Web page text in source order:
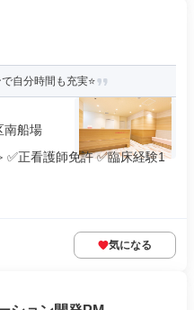
自分時間も充実⭐
南船場
正看護師免許 ✅臨床経験1
気になる